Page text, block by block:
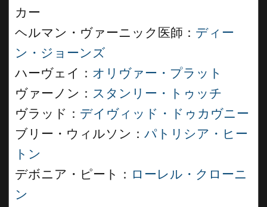
カー
ヘルマン・ヴァーニック医師： ディー
ン・ジョーンズ
ハーヴェイ： オリヴァー・プラット
ヴァーノン： スタンリー・トゥッチ
ヴラッド： デイヴィッド・ドゥカヴニー
ブリー・ウィルソン： パトリシア・ヒー
トン
デボニア・ピート： ローレル・クローニ
ン